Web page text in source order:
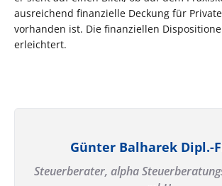
ausreichend finanzielle Deckung für
vorhanden ist. Die finanziellen
erleichtert.
Günter Balharek Dipl.-
Steuerberater, alpha